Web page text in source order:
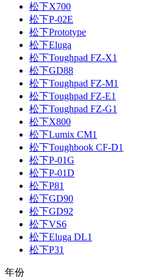
松下X700
松下P-02E
松下Prototype
松下Eluga
松下Toughpad FZ-X1
松下GD88
松下Toughpad FZ-M1
松下Toughpad FZ-E1
松下Toughpad FZ-G1
松下X800
松下Lumix CM1
松下Toughbook CF-D1
松下P-01G
松下P-01D
松下P81
松下GD90
松下GD92
松下VS6
松下Eluga DL1
松下P31
年份